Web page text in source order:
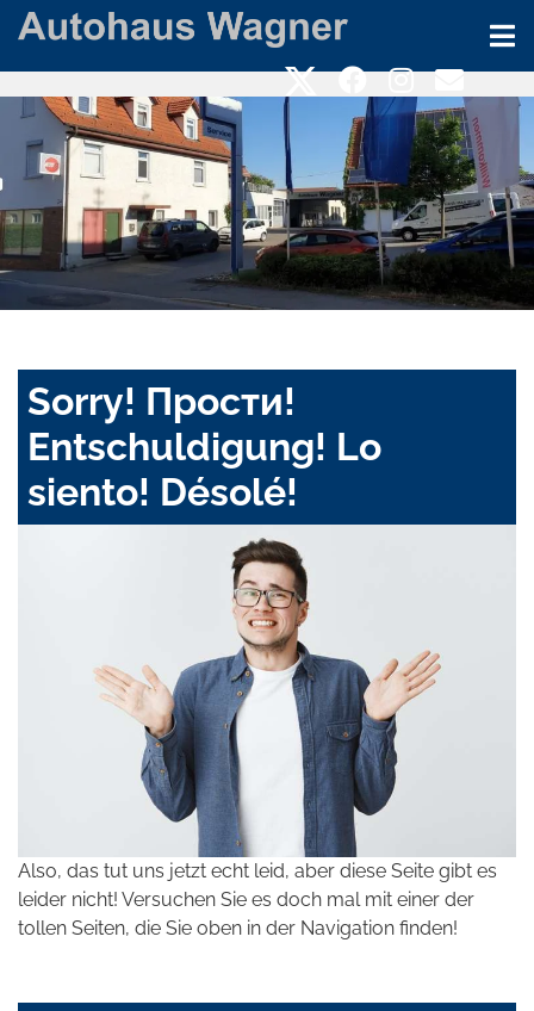
Sorry! Прости!
Entschuldigung! Lo
siento! Désolé!
Also, das tut uns jetzt echt leid, aber diese Seite gibt es
leider nicht! Versuchen Sie es doch mal mit einer der
tollen Seiten, die Sie oben in der Navigation finden!